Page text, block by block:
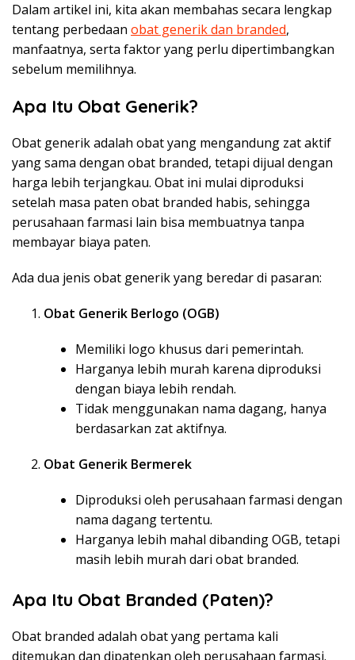
Dalam artikel ini, kita akan membahas secara lengkap
tentang perbedaan obat generik dan branded,
manfaatnya, serta faktor yang perlu dipertimbangkan
sebelum memilihnya.
Apa Itu Obat Generik?
Obat generik adalah obat yang mengandung zat aktif
yang sama dengan obat branded, tetapi dijual dengan
harga lebih terjangkau. Obat ini mulai diproduksi
setelah masa paten obat branded habis, sehingga
perusahaan farmasi lain bisa membuatnya tanpa
membayar biaya paten.
Ada dua jenis obat generik yang beredar di pasaran:
Obat Generik Berlogo (OGB)
Memiliki logo khusus dari pemerintah.
Harganya lebih murah karena diproduksi
dengan biaya lebih rendah.
Tidak menggunakan nama dagang, hanya
berdasarkan zat aktifnya.
Obat Generik Bermerek
Diproduksi oleh perusahaan farmasi dengan
nama dagang tertentu.
Harganya lebih mahal dibanding OGB, tetapi
masih lebih murah dari obat branded.
Apa Itu Obat Branded (Paten)?
Obat branded adalah obat yang pertama kali
ditemukan dan dipatenkan oleh perusahaan farmasi.